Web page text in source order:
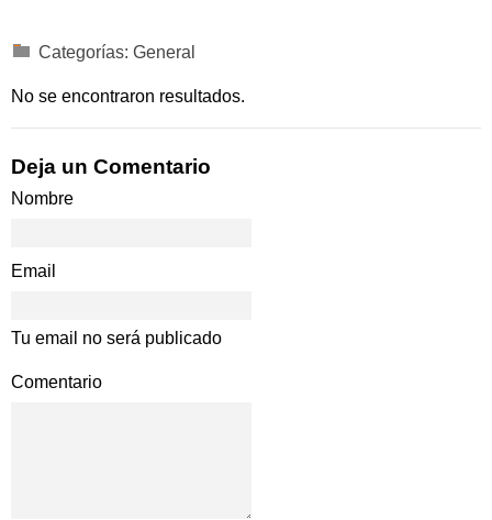
Categorías: General
No se encontraron resultados.
Deja un Comentario
Nombre
Email
Tu email no será publicado
Comentario